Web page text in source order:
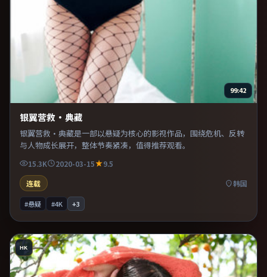
99:42
银翼营救·典藏
银翼营救·典藏是一部以悬疑为核心的影视作品，围绕危机、反转
与人物成长展开，整体节奏紧凑，值得推荐观看。
15.3K 2020-03-15
9.5
连载
韩国
#悬疑 #4K +3
HK